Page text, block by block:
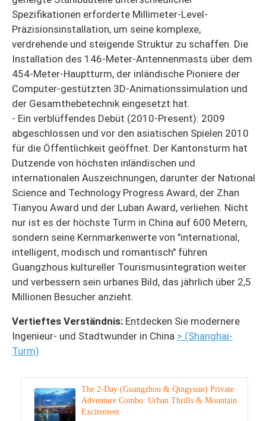
Spezifikationen erforderte Millimeter-Level-
Präzisionsinstallation, um seine komplexe,
verdrehende und steigende Struktur zu schaffen. Die
Installation des 146-Meter-Antennenmasts über dem
454-Meter-Hauptturm, der inländische Pioniere der
Computer-gestützten 3D-Animationssimulation und
der Gesamthebetechnik eingesetzt hat.
- Ein verblüffendes Debüt (2010-Present): 2009
abgeschlossen und vor den asiatischen Spielen 2010
für die Öffentlichkeit geöffnet. Der Kantonsturm hat
Dutzende von höchsten inländischen und
internationalen Auszeichnungen, darunter der National
Science and Technology Progress Award, der Zhan
Tianyou Award und der Luban Award, verliehen. Nicht
nur ist es der höchste Turm in China auf 600 Metern,
sondern seine Kernmarkenwerte von "international,
intelligent, modisch und romantisch" führen
Guangzhous kultureller Tourismusintegration weiter
und verbessern sein urbanes Bild, das jährlich über 2,5
Millionen Besucher anzieht.
Vertieftes Verständnis: Entdecken Sie modernere
Ingenieur- und Stadtwunder in China > (Shanghai-
Turm)
The 2-Day (Guangzhou & Qingyuan) Private
Adventure Combo: Urban Thrills & Mountain
Excitement